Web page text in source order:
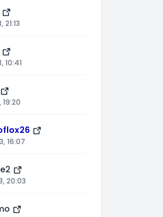
21:13
10:41
19:20
16:07
20:03